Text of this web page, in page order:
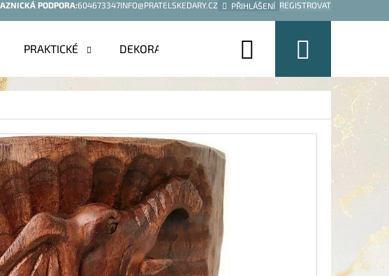
PODPORA:604673347INFO@PRATELSKEDARY.CZ PŘIHLÁŠENÍ REGISTROVAT
PRAKTICKÉ DEKORACE Hledat
košík